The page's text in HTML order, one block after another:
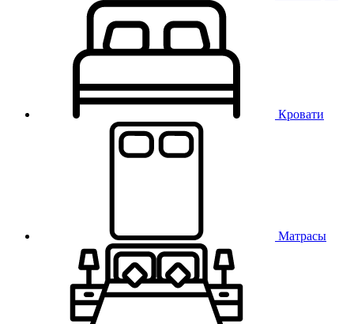
Кровати
Матрасы